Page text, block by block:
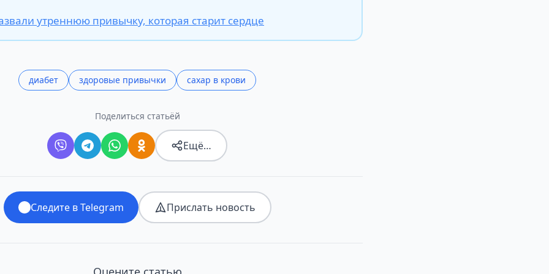
утреннюю привычку, которая старит сердце
диабет здоровые привычки сахар в крови
Поделиться статьёй
Ещё…
Следите в Telegram Прислать новость